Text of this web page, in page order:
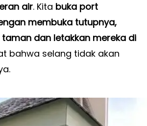
air. Kita buka port
membuka tutupnya,
dan letakkan mereka di
bahwa selang tidak akan